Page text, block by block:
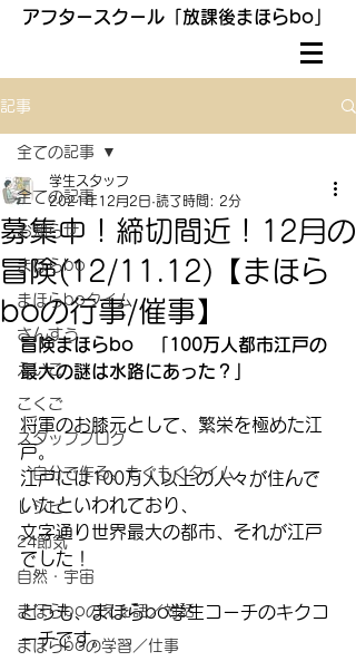
アフタースクール「放課後まほらbo」
記事
全ての記事
お知らせ
まほらbo
まほらboタイム
さんすう
えいご
こくご
スタッフブログ
〝自分で作る〟もぐもぐタイム
レシピ
24節気
自然・宇宙
まほらboのえぇ話／対話
まほらboの学習／仕事
全ての記事
募集中！締切間近！12月の
冒険(12/11.12)【まほら
boの行事/催事】
学生スタッフ
2021年12月2日 読了時間: 2分
冒険まほらbo　「100万人都市江戸の
最大の謎は水路にあった？」
将軍のお膝元として、繁栄を極めた江
戸。
江戸には100万人以上の人々が住んで
いたといわれており、
文字通り世界最大の都市、それが江戸
でした！
どうも、まほらbo学生コーチのキクコ
ーチです。